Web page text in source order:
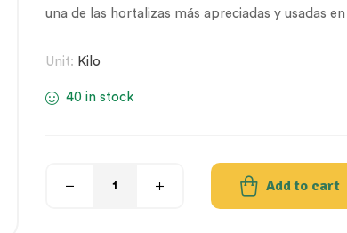
una de las hortalizas más apreciadas y usadas
Unit: Kilo
40 in stock
Add to cart